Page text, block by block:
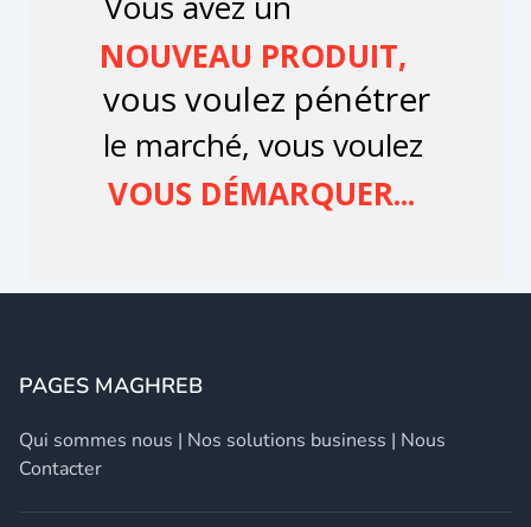
PAGES MAGHREB
Qui sommes nous | Nos solutions business | Nous
Contacter